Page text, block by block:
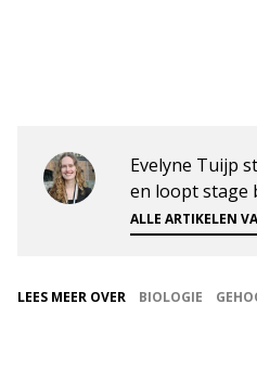
Evelyne Tuijp
en loopt stage
ALLE ARTIKELEN
LEES MEER OVER BIOLOGIE